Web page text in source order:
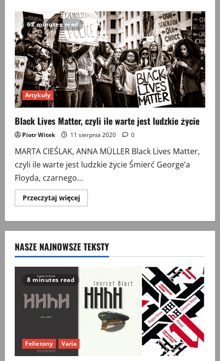
ratunek
historii
amerykańskiej”.
Polityka
a
nauczanie
historii
w
USA
62 minutes read
Artykuły
Black Lives Matter, czyli ile warte jest ludzkie życie
Piotr Witek 11 sierpnia 2020 0
MARTA CIEŚLAK, ANNA MÜLLER Black Lives Matter,
czyli ile warte jest ludzkie życie Śmierć George’a
Floyda, czarnego...
Przeczytaj więcejPrzeczytaj
więcej
Matter,
ile
warte
jest
NASZE NAJNOWSZE TEKSTY
8 minutes read
Felietony Varia